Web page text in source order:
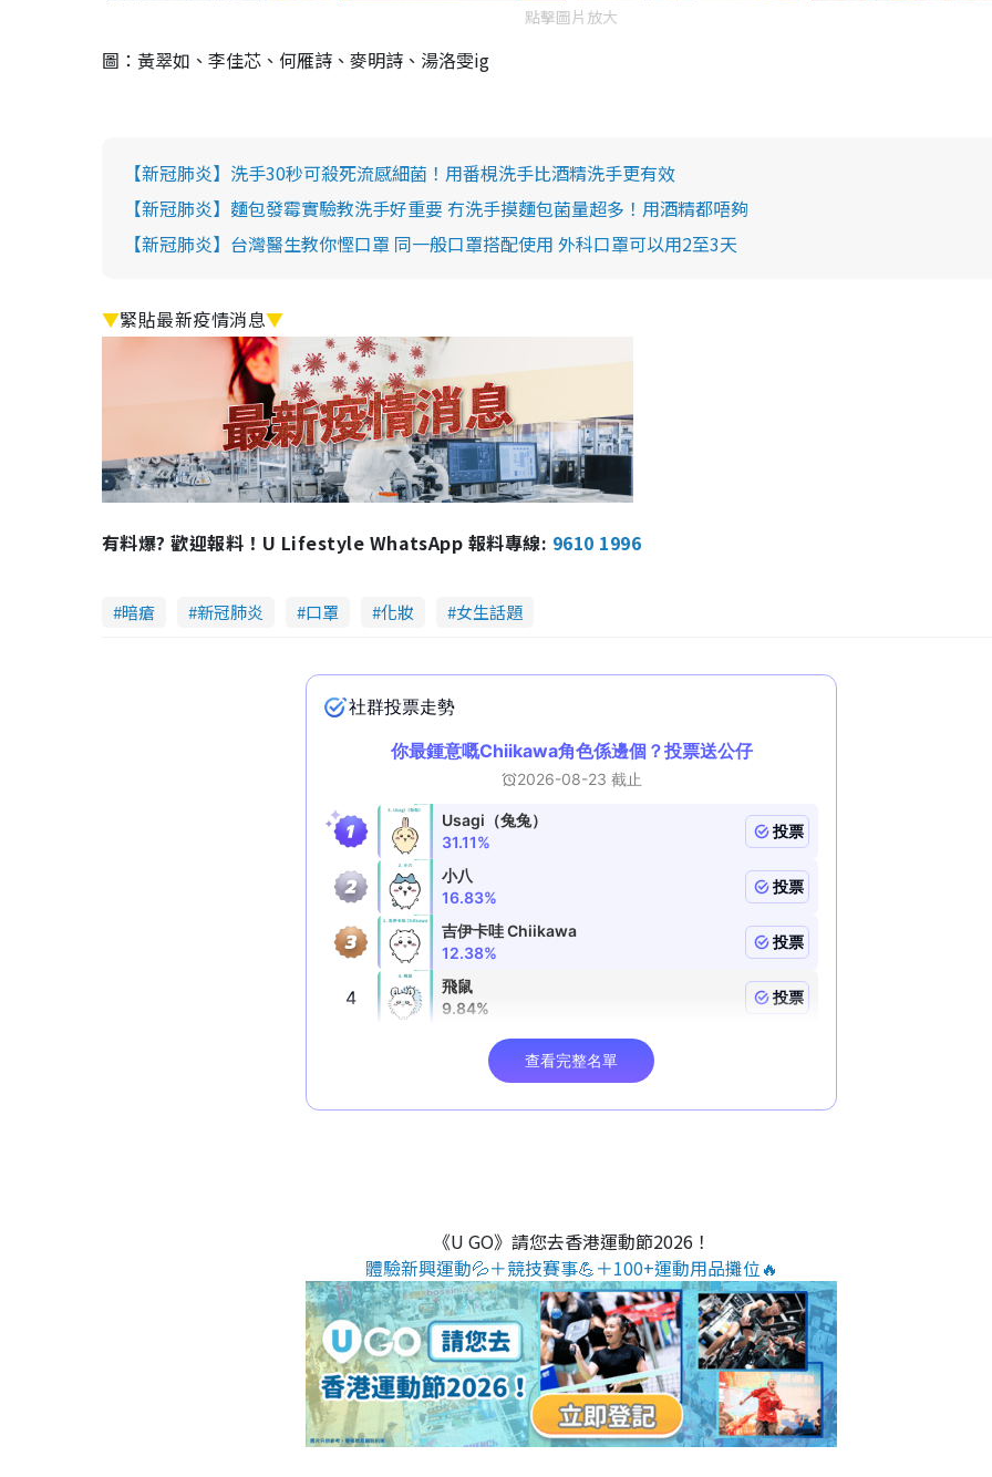
點擊圖片放大
圖：黃翠如、李佳芯、何雁詩、麥明詩、湯洛雯ig
【新冠肺炎】洗手30秒可殺死流感細菌！用番梘洗手比酒精洗手更有效
【新冠肺炎】麵包發霉實驗教洗手好重要 冇洗手摸麵包菌量超多！用酒精都唔夠
【新冠肺炎】台灣醫生教你慳口罩 同一般口罩搭配使用 外科口罩可以用2至3天
▼緊貼最新疫情消息▼
有料爆? 歡迎報料！U Lifestyle WhatsApp 報料專線: 9610 1996
暗瘡 新冠肺炎 口罩 化妝 女生話題
《U GO》請您去香港運動節2026！
體驗新興運動💦＋競技賽事💪＋100+運動用品攤位🔥